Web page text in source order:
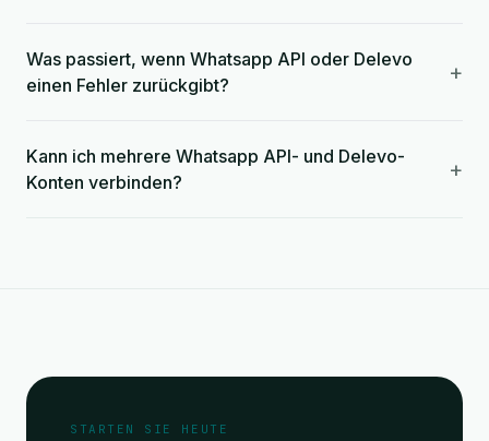
Was passiert, wenn Whatsapp API oder Delevo
einen Fehler zurückgibt?
+
Kann ich mehrere Whatsapp API- und Delevo-
Konten verbinden?
+
STARTEN SIE HEUTE